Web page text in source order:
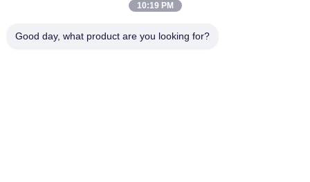
2階,ヨンリビジネスビルBブロック,47号 黄bian南路,バイユン地区,
10:19 PM
Good day, what product are you looking for?